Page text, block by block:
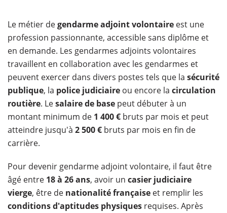
Le métier degendarme adjoint volontaire est une
profession passionnante, accessible sans diplôme et
en demande. Les gendarmes adjoints volontaires
travaillent en collaboration avec les gendarmes et
peuvent exercer dans divers postes tels que la sécurité
publique, la police judiciaire ou encore la circulation
routière. Lesalaire de base peut débuter à un
montant minimum de 1 400 € bruts par mois et peut
atteindre jusqu'à 2 500 € bruts par mois en fin de
carrière.
Pour devenir gendarme adjoint volontaire, il faut être
âgé entre 18 à 26 ans, avoir un casier judiciaire
vierge, être de nationalité française et remplir les
conditions d'aptitudes physiques requises. Après